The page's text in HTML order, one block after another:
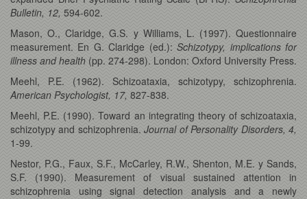
Bulletin, 12, 594-602.
Mason, O., Claridge, G.S. y Williams, L. (1997). Questionnaire
measurement. En G. Claridge (ed.):Schizotypy, implications for
illness and health (pp. 274-298). London: Oxford University Press.
Meehl, P.E. (1962). Schizoataxia, schizotypy, schizophrenia.
American Psychologist, 17, 827-838.
Meehl, P.E. (1990). Toward an integrating theory of schizoataxia,
schizotypy and schizophrenia.Journal of Personality Disorders, 4,
1-99.
Nestor, P.G., Faux, S.F., McCarley, R.W., Shenton, M.E. y Sands,
S.F. (1990). Measurement of visual sustained attention in
schizophrenia using signal detection analysis and a newly